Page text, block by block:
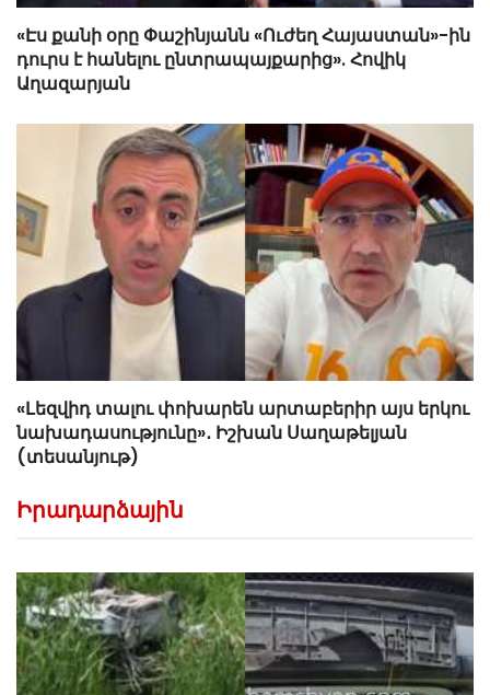
«Էս քանի օրը Փաշինյանն «Ուժեղ Հայաստան»-ին
դուրս է հանելու ընտրապայքարից». Հովիկ
Աղազարյան
«Լեզվիդ տալու փոխարեն արտաբերիր այս երկու
նախադասությունը»․ Իշխան Սաղաթելյան
(տեսանյութ)
Իրադարձային